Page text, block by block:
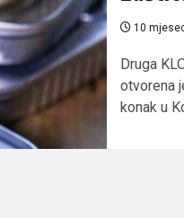
10
Druga
otvorena
konak u